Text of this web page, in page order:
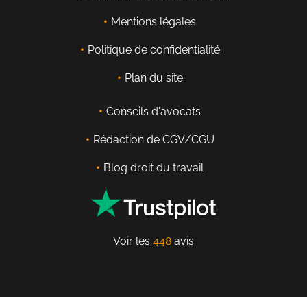
Mentions légales
Politique de confidentialité
Plan du site
Conseils d'avocats
Rédaction de CGV/CGU
Blog droit du travail
Voir les 448 avis